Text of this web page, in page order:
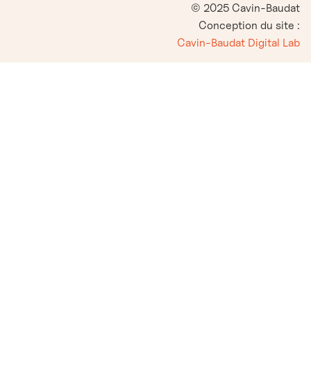
© 2025 Cavin-Baudat
Conception du site :
Cavin-Baudat Digital Lab